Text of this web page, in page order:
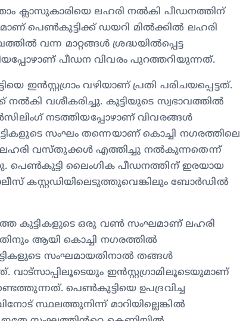
ക്ലാസുകാരിയെ ലഹരി നൽകി പീഡനത്തിന്
പെൺകുട്ടിക്ക് ഡയറി മിൽക്കിൽ ലഹരി
വന്ന മാറ്റങ്ങൾ ശ്രദ്ധയിൽപ്പെട്ട
പീഡന വിവരം പുറത്തറിയുന്നത്.
ഇൻസ്റ്റഗ്രാം വഴിയാണ് പ്രതി പരിചയപ്പെട്ടത്.
നൽകി വശീകരിച്ചു. കുട്ടിയുടെ സ്വഭാവത്തിൽ
നടത്തിയപ്പോഴാണ് വിവരങ്ങൾ
സംഘം തന്നെയാണ് കൊച്ചി നഗരത്തിലെ
ലഹരി വസ്തുക്കൾ എത്തിച്ചു നൽകുന്നതെന്ന്
പെൺകുട്ടി ലൈംഗിക പീഡനത്തിന് ഇരയായ
കസ്റ്റഡിയിലെടുത്തുവെങ്കിലും ബോർഡിൽ
കുട്ടികളുടെ ഒരു വൺ സംഘമാണ് ലഹരി
ആയി കൊച്ചി നഗരത്തിൽ
സംഘമായതിനാൽ തങ്ങൾ
ഇൻസ്റ്റഗ്രാമിലൂടെയുമാണ്
പെൺകുട്ടിയെ ഉപദ്രവിച്ച
സ്ഥലത്തുനിന്ന് മാറിയില്ലെങ്കിൽ